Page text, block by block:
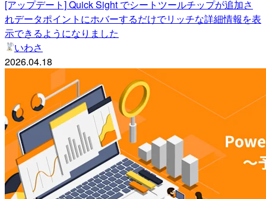
[アップデート] Quick Sight でシートツールチップが追加さ
れデータポイントにホバーするだけでリッチな詳細情報を表
示できるようになりました
いわさ
2026.04.18